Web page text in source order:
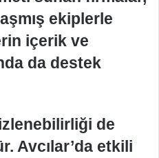
ekiplerle
içerik ve
da destek
de
Avcılar’da etkili